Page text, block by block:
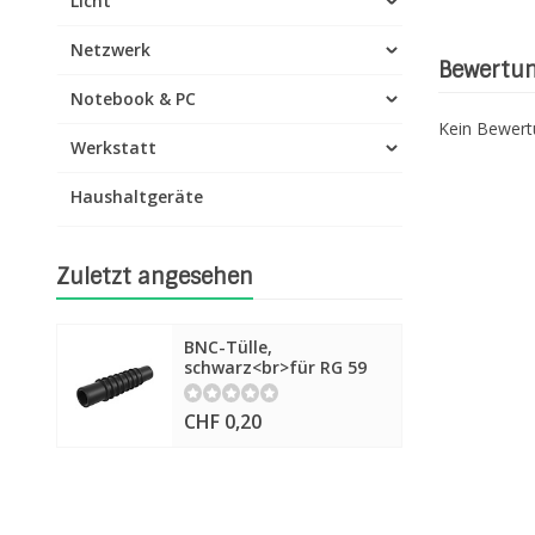
Netzwerk
Notebook & PC
Werkstatt
Haushaltgeräte
Zuletzt angesehen
BNC-Tülle,
schwarz<br>für RG 59
CHF 0,20
Kein